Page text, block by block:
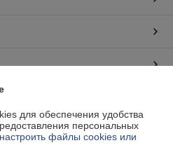
для обеспечения удобства
персональных
файлы cookies или